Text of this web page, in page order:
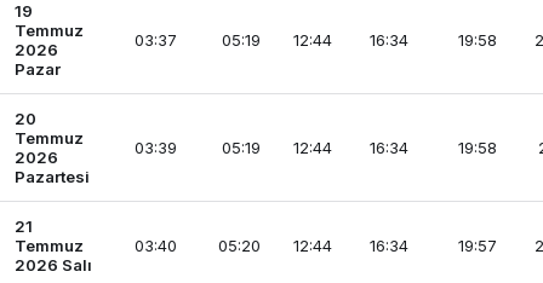
19
Temmuz
2026
Pazar
03:37 05:19 12:44 16:34 19:58
20
Temmuz
2026
Pazartesi
03:39 05:19 12:44 16:34 19:58
21
Temmuz
2026 Salı
03:40 05:20 12:44 16:34 19:57